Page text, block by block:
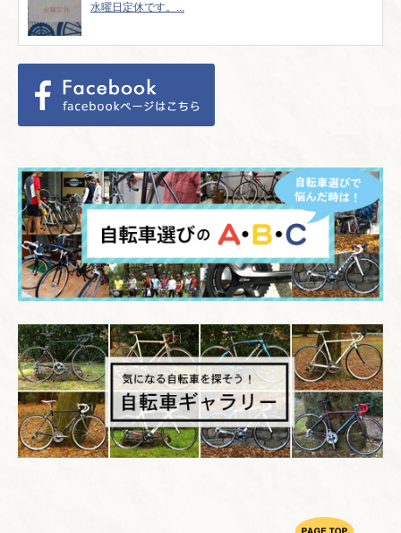
水曜日定休です。...